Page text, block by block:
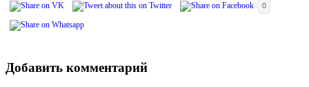
0
Добавить комментарий